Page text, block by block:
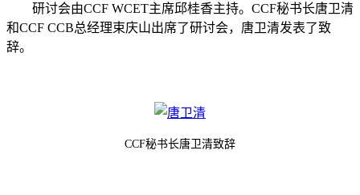
研讨会由CCF WCET主席邱桂香主持。 CCF秘书长唐卫清
和CCF CCB总经理束庆山出席了研讨会，唐卫清发表了致
辞。
CCF秘书长唐卫清致辞